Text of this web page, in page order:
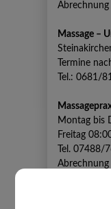
Abrechnung
Massage –
Termine
Tel.: 0681/
Montag bis
Freitag
Tel.
Abrechnung
Termin